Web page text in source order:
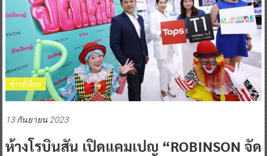
ข่าวทั่วไทย
13 กันยายน 2023
ห้างโรบินสัน เปิดแคมเปญ “ROBINSON จัด